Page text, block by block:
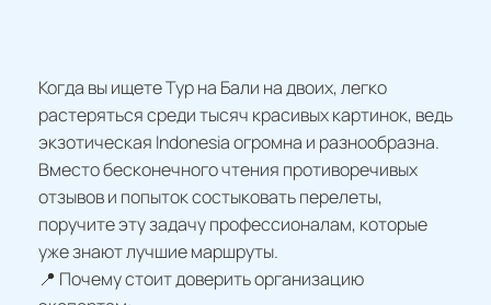
Когда вы ищете Тур на Бали на двоих, легко
растеряться среди тысяч красивых картинок, ведь
экзотическая Indonesia огромна и разнообразна.
Вместо бесконечного чтения противоречивых
отзывов и попыток состыковать перелеты,
поручите эту задачу профессионалам, которые
уже знают лучшие маршруты.
📍 Почему стоит доверить организацию